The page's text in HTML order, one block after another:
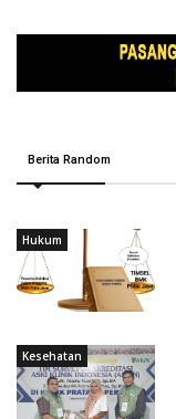
Berita Random
Hukum
Kesehatan